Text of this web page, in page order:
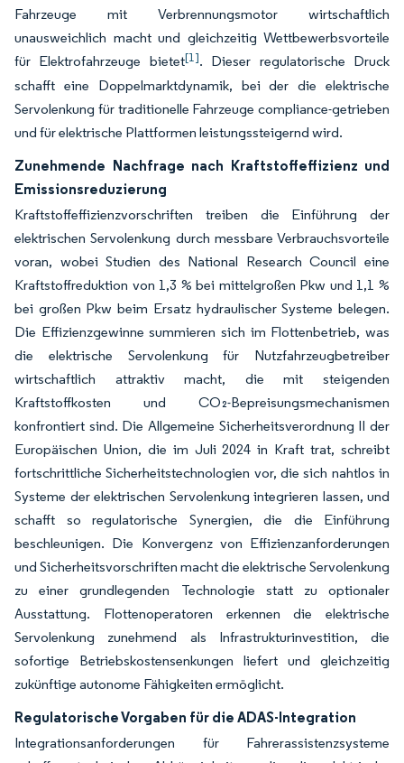
Fahrzeuge mit Verbrennungsmotor wirtschaftlich
unausweichlich macht und gleichzeitig Wettbewerbsvorteile
für Elektrofahrzeuge bietet[1]. Dieser regulatorische Druck
schafft eine Doppelmarktdynamik, bei der die elektrische
Servolenkung für traditionelle Fahrzeuge compliance-getrieben
und für elektrische Plattformen leistungssteigernd wird.
Zunehmende Nachfrage nach Kraftstoffeffizienz und
Emissionsreduzierung
Kraftstoffeffizienzvorschriften treiben die Einführung der
elektrischen Servolenkung durch messbare Verbrauchsvorteile
voran, wobei Studien des National Research Council eine
Kraftstoffreduktion von 1,3 % bei mittelgroßen Pkw und 1,1 %
bei großen Pkw beim Ersatz hydraulischer Systeme belegen.
Die Effizienzgewinne summieren sich im Flottenbetrieb, was
die elektrische Servolenkung für Nutzfahrzeugbetreiber
wirtschaftlich attraktiv macht, die mit steigenden
Kraftstoffkosten und CO₂-Bepreisungsmechanismen
konfrontiert sind. Die Allgemeine Sicherheitsverordnung II der
Europäischen Union, die im Juli 2024 in Kraft trat, schreibt
fortschrittliche Sicherheitstechnologien vor, die sich nahtlos in
Systeme der elektrischen Servolenkung integrieren lassen, und
schafft so regulatorische Synergien, die die Einführung
beschleunigen. Die Konvergenz von Effizienzanforderungen
und Sicherheitsvorschriften macht die elektrische Servolenkung
zu einer grundlegenden Technologie statt zu optionaler
Ausstattung. Flottenoperatoren erkennen die elektrische
Servolenkung zunehmend als Infrastrukturinvestition, die
sofortige Betriebskostensenkungen liefert und gleichzeitig
zukünftige autonome Fähigkeiten ermöglicht.
Regulatorische Vorgaben für die ADAS-Integration
Integrationsanforderungen für Fahrerassistenzsysteme